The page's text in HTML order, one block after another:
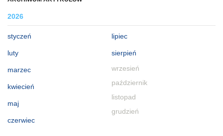
2026
styczeń
luty
marzec
kwiecień
maj
czerwiec
lipiec
sierpień
wrzesień
październik
listopad
grudzień